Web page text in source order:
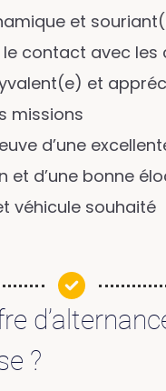
et
le contact avec les
et
missions
d’une
et d’une bonne
véhicule souhaité
?